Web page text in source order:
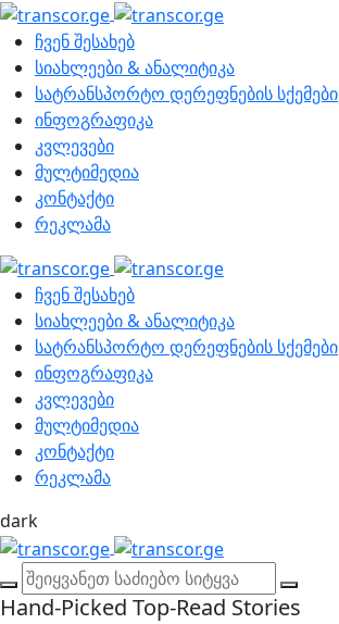
ჩვენ შესახებ
სიახლეები & ანალიტიკა
სატრანსპორტო დერეფნების სქემები
ინფოგრაფიკა
კვლევები
მულტიმედია
კონტაქტი
რეკლამა
ჩვენ შესახებ
სიახლეები & ანალიტიკა
სატრანსპორტო დერეფნების სქემები
ინფოგრაფიკა
კვლევები
მულტიმედია
კონტაქტი
რეკლამა
dark
Hand-Picked Top-Read Stories